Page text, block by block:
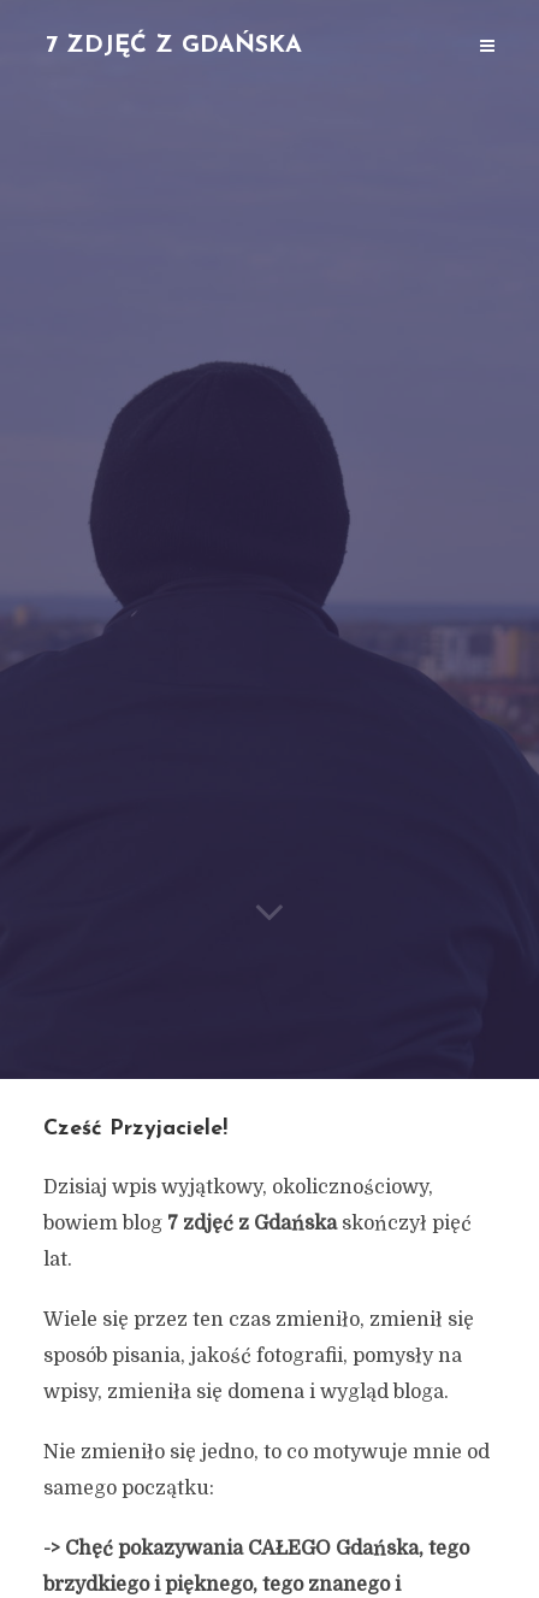
7 ZDJĘĆ Z GDAŃSKA
Cześć Przyjaciele!
Dzisiaj wpis wyjątkowy, okolicznościowy,
bowiem blog 7 zdjęć z Gdańskaskończył pięć
lat.
Wiele się przez ten czas zmieniło, zmienił się
sposób pisania, jakość fotografii, pomysły na
wpisy, zmieniła się domena i wygląd bloga.
Nie zmieniło się jedno, to co motywuje mnie od
samego początku:
-> Chęć pokazywania CAŁEGO Gdańska, tego
brzydkiego i pięknego, tego znanego i